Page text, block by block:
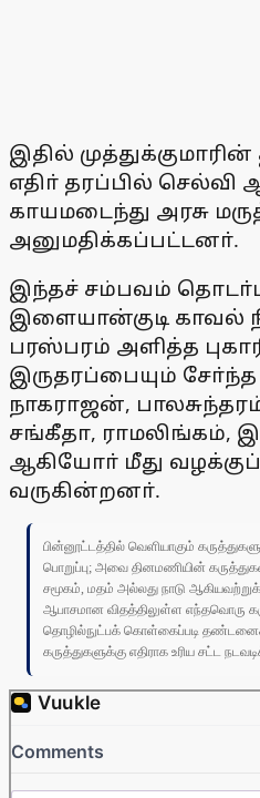
இதில்
எதிா் தரப்பில் செல்வி
காயமடைந்து அரசு
அனுமதிக்கப்பட்டனா்.
இந்தச் சம்பவம்
இளையான்குடி காவல்
பரஸ்பரம் அளித்த
இருதரப்பையும் சோ்ந்த
நாகராஜன்,
சங்கீதா, ராமலிங்கம்,
ஆகியோா் மீது வழக்குப்
வருகின்றனா்.
பின்னூட்டத்தில் வெளியாகும்
பொறுப்பு; அவை தினமணியின்
சமூகம், மதம் அல்லது நாடு
ஆபாசமான விதத்திலுள்ள எந்தவொரு
தொழில்நுட்பக் கொள்கைப்படி
கருத்துகளுக்கு எதிராக உரிய சட்ட